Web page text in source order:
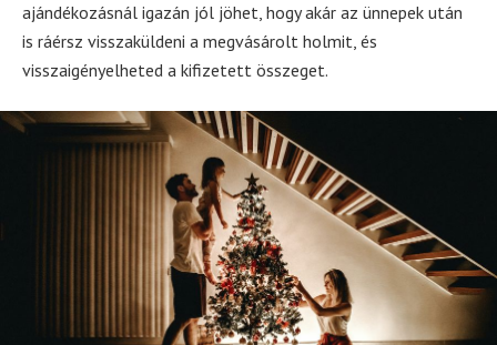
ajándékozásnál igazán jól jöhet, hogy akár az ünnepek után
is ráérsz visszaküldeni a megvásárolt holmit, és
visszaigényelheted a kifizetett összeget.